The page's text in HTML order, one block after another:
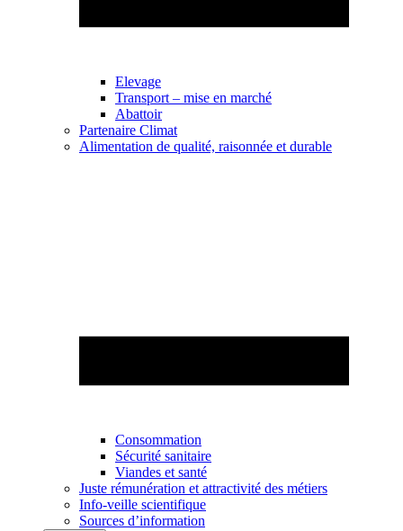
Elevage
Transport – mise en marché
Abattoir
Partenaire Climat
Alimentation de qualité, raisonnée et durable
Consommation
Sécurité sanitaire
Viandes et santé
Juste rémunération et attractivité des métiers
Info-veille scientifique
Sources d’information